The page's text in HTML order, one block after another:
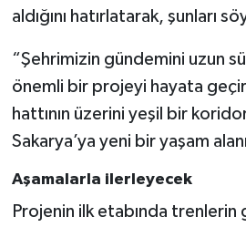
aldığını hatırlatarak, şunları
“Şehrimizin gündemini uzun
önemli bir projeyi hayata
hattının üzerini yeşil bir
Sakarya’ya yeni bir yaşam
Aşamalarla ilerleyecek
Projenin ilk etabında